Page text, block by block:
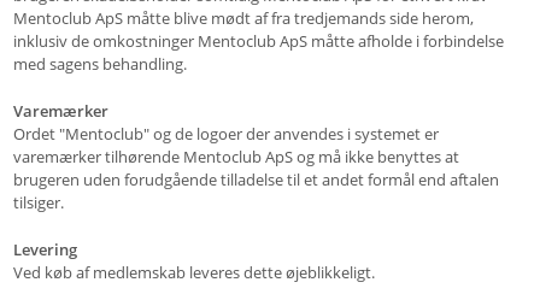
Mentoclub ApS måtte blive mødt af fra tredjemands side herom,
inklusiv de omkostninger Mentoclub ApS måtte afholde i forbindelse
med sagens behandling.
Varemærker
Ordet "Mentoclub" og de logoer der anvendes i systemet er
varemærker tilhørende Mentoclub ApS og må ikke benyttes at
brugeren uden forudgående tilladelse til et andet formål end aftalen
tilsiger.
Levering
Ved køb af medlemskab leveres dette øjeblikkeligt.